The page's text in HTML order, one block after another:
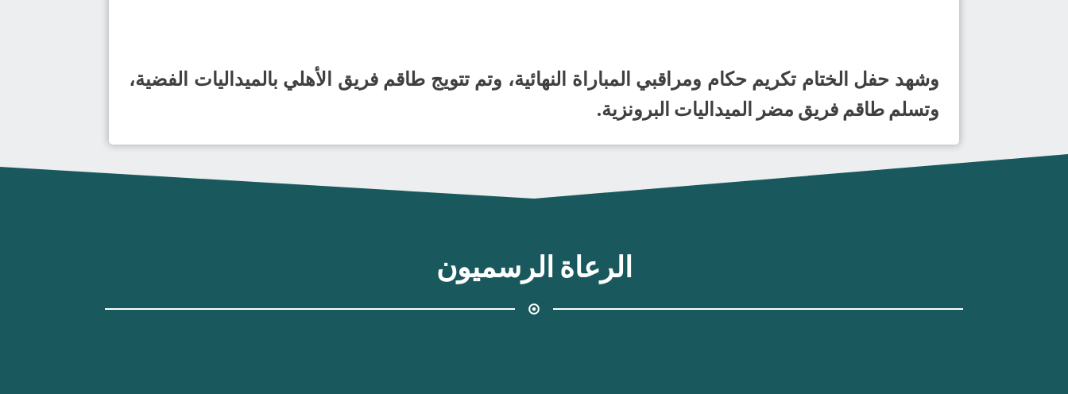
وشهد حفل الختام تكريم حكام ومراقبي المباراة النهائية، وتم تتويج طاقم فريق الأهلي بالميداليات الفضية،
وتسلم طاقم فريق مضر الميداليات البرونزية.
الرعاة الرسميون